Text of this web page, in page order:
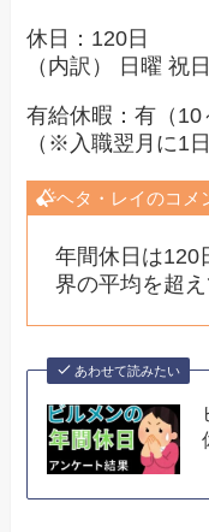
休日：120日
（内訳） 日曜 祝日
有給休暇：有（10
（※入職翌月に1日
ヘタ・レイのコメ
年間休日は120
界の平均を超え
あわせて読みたい